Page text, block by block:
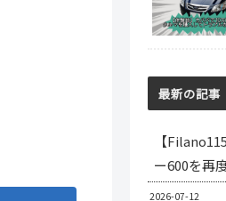
最新の記事
【
ー600を再
2026-07-12